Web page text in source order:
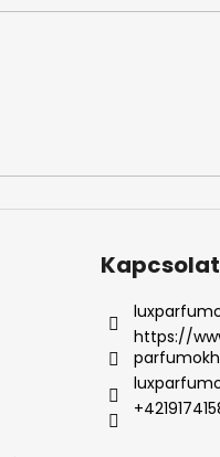
Kapcsolat
https://